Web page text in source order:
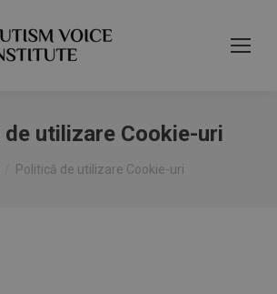
utilizare Cookie-uri
here:
Politică de utilizare Cookie-uri